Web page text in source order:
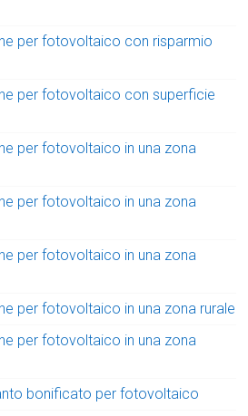
per fotovoltaico con risparmio
per fotovoltaico con superficie
per fotovoltaico in una zona
per fotovoltaico in una zona
per fotovoltaico in una zona
per fotovoltaico in una zona rurale
per fotovoltaico in una zona
bonificato per fotovoltaico